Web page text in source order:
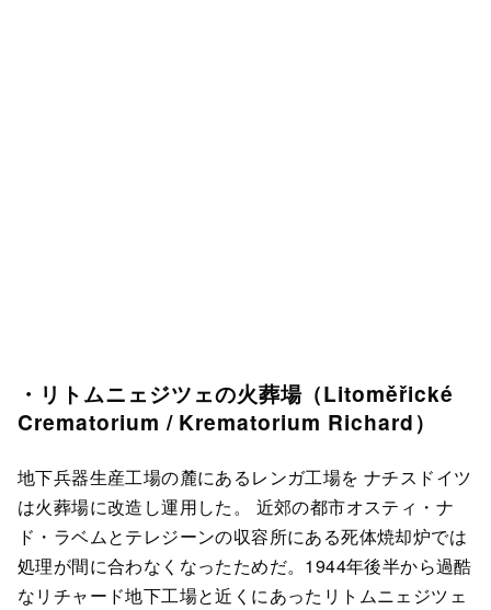
・リトムニェジツェの火葬場（Litoměřické
Crematorium / Krematorium Richard）
地下兵器生産工場の麓にあるレンガ工場を ナチスドイツ
は火葬場に改造し運用した。 近郊の都市オスティ・ナ
ド・ラベムとテレジーンの収容所にある死体焼却炉では
処理が間に合わなくなったためだ。1944年後半から過酷
なリチャード地下工場と近くにあったリトムニェジツェ